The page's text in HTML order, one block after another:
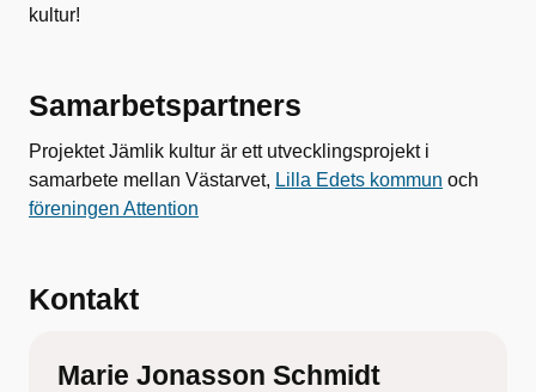
kultur!
Samarbetspartners
Projektet Jämlik kultur är ett utvecklingsprojekt i
samarbete mellan Västarvet, Lilla Edets kommun och
föreningen Attention
Kontakt
Marie Jonasson Schmidt